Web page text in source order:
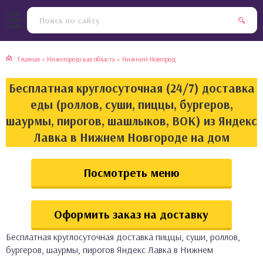
Главная » Нижегородская область » Нижний Новгород
Бесплатная круглосуточная (24/7) доставка
еды (роллов, суши, пиццы, бургеров,
шаурмы, пирогов, шашлыков, ВОК) из Яндекс
Лавка в Нижнем Новгороде на дом
Посмотреть меню
Оформить заказ на доставку
Бесплатная круглосуточная доставка пиццы, суши, роллов,
бургеров, шаурмы, пирогов Яндекс Лавка в Нижнем
кухня
кухня
кухня
кухня
булочки